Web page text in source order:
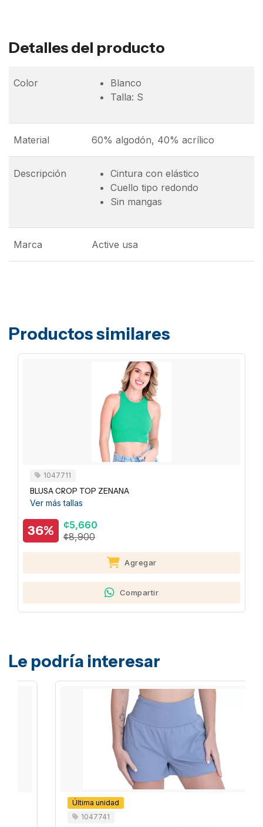
Detalles del producto
Color
Blanco
Talla: S
Material 60% algodón, 40% acrílico
Descripción
Cintura con elástico
Cuello tipo redondo
Sin mangas
Marca Active usa
Productos similares
1047711
BLUSA CROP TOP ZENANA
Ver más tallas
36%
¢5,660
¢8,900
Agregar
Compartir
Le podría interesar
Última unidad
1047741